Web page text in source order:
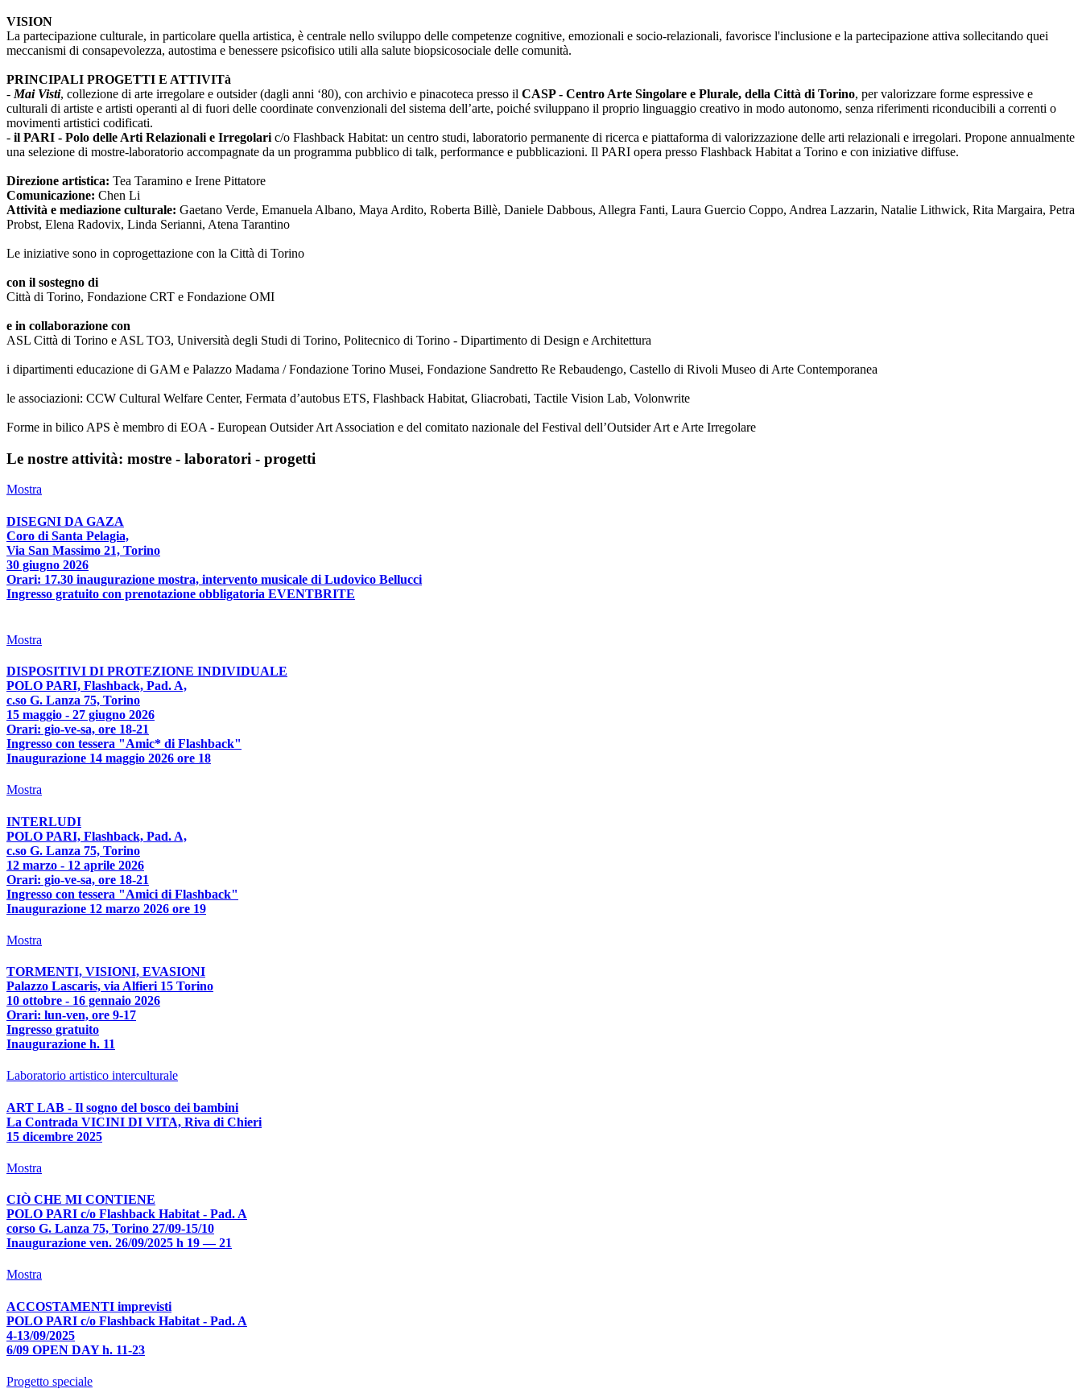
VISION
La partecipazione culturale, in particolare quella artistica, è centrale nello sviluppo delle competenze cognitive, emozionali e socio-relazionali, favorisce l'inclusione e la partecipazione attiva sollecitando quei
meccanismi di consapevolezza, autostima e benessere psicofisico utili alla salute biopsicosociale delle comunità.
PRINCIPALI PROGETTI E ATTIVITà
- Mai Visti, collezione di arte irregolare e outsider (dagli anni ‘80), con archivio e pinacoteca presso il CASP - Centro Arte Singolare e Plurale, della Città di Torino, per valorizzare forme espressive e
culturali di artiste e artisti operanti al di fuori delle coordinate convenzionali del sistema dell’arte, poiché sviluppano il proprio linguaggio creativo in modo autonomo, senza riferimenti riconducibili a correnti o
movimenti artistici codificati.
- il PARI - Polo delle Arti Relazionali e Irregolari c/o Flashback Habitat: un centro studi, laboratorio permanente di ricerca e piattaforma di valorizzazione delle arti relazionali e irregolari. Propone annualmente
una selezione di mostre-laboratorio accompagnate da un programma pubblico di talk, performance e pubblicazioni. Il PARI opera presso Flashback Habitat a Torino e con iniziative diffuse.
Direzione artistica: Tea Taramino e Irene Pittatore
Comunicazione: Chen Li
Attività e mediazione culturale: Gaetano Verde, Emanuela Albano, Maya Ardito, Roberta Billè, Daniele Dabbous, Allegra Fanti, Laura Guercio Coppo, Andrea Lazzarin, Natalie Lithwick, Rita Margaira, Petra
Probst, Elena Radovix, Linda Serianni, Atena Tarantino
Le iniziative sono in coprogettazione con la Città di Torino
con il sostegno di
Città di Torino, Fondazione CRT e Fondazione OMI
e in collaborazione con
ASL Città di Torino e ASL TO3, Università degli Studi di Torino, Politecnico di Torino - Dipartimento di Design e Architettura
i dipartimenti educazione di GAM e Palazzo Madama / Fondazione Torino Musei, Fondazione Sandretto Re Rebaudengo, Castello di Rivoli Museo di Arte Contemporanea
le associazioni: CCW Cultural Welfare Center, Fermata d’autobus ETS, Flashback Habitat, Gliacrobati, Tactile Vision Lab, Volonwrite
Forme in bilico APS è membro di EOA - European Outsider Art Association e del comitato nazionale del Festival dell’Outsider Art e Arte Irregolare
Le nostre attività: mostre - laboratori - progetti
Mostra
DISEGNI DA GAZA
Coro di Santa Pelagia,
Via San Massimo 21, Torino
30 giugno 2026
Orari: 17.30 inaugurazione mostra, intervento musicale di Ludovico Bellucci
Ingresso gratuito con prenotazione obbligatoria EVENTBRITE
Mostra
DISPOSITIVI DI PROTEZIONE INDIVIDUALE
POLO PARI, Flashback, Pad. A,
c.so G. Lanza 75, Torino
15 maggio - 27 giugno 2026
Orari: gio-ve-sa, ore 18-21
Ingresso con tessera "Amic* di Flashback"
Inaugurazione 14 maggio 2026 ore 18
Mostra
INTERLUDI
POLO PARI, Flashback, Pad. A,
c.so G. Lanza 75, Torino
12 marzo - 12 aprile 2026
Orari: gio-ve-sa, ore 18-21
Ingresso con tessera "Amici di Flashback"
Inaugurazione 12 marzo 2026 ore 19
Mostra
TORMENTI, VISIONI, EVASIONI
Palazzo Lascaris, via Alfieri 15 Torino
10 ottobre - 16 gennaio 2026
Orari: lun-ven, ore 9-17
Ingresso gratuito
Inaugurazione h. 11
Laboratorio artistico interculturale
ART LAB - Il sogno del bosco dei bambini
La Contrada VICINI DI VITA, Riva di Chieri
15 dicembre 2025
Mostra
CIÒ CHE MI CONTIENE
POLO PARI c/o Flashback Habitat - Pad. A
corso G. Lanza 75, Torino 27/09-15/10
Inaugurazione ven. 26/09/2025 h 19 — 21
Mostra
ACCOSTAMENTI imprevisti
POLO PARI c/o Flashback Habitat - Pad. A
4-13/09/2025
6/09 OPEN DAY h. 11-23
Progetto speciale